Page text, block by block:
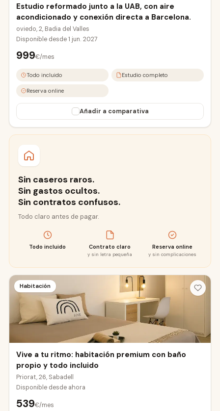
Estudio reformado junto a la UAB, con aire
acondicionado y conexión directa a Barcelona.
oviedo, 2, Badia del Valles
Disponible desde1 jun. 2027
999€/mes
Todo incluido Estudio completo
Reserva online
Añadir a comparativa
Sin caseros raros.
Sin gastos ocultos.
Sin contratos confusos.
Todo claro antes de pagar.
Todo incluido Contrato claro
y sin letra pequeña
Reserva online
y sin complicaciones
Habitación
Vive a tu ritmo: habitación premium con baño
propio y todo incluido
Priorat, 26, Sabadell
Disponible desde ahora
539€/mes